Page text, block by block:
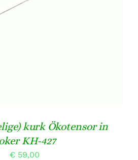
AAN WINKELWAGEN
kurk Ökotensor in
KH-427
€59,00